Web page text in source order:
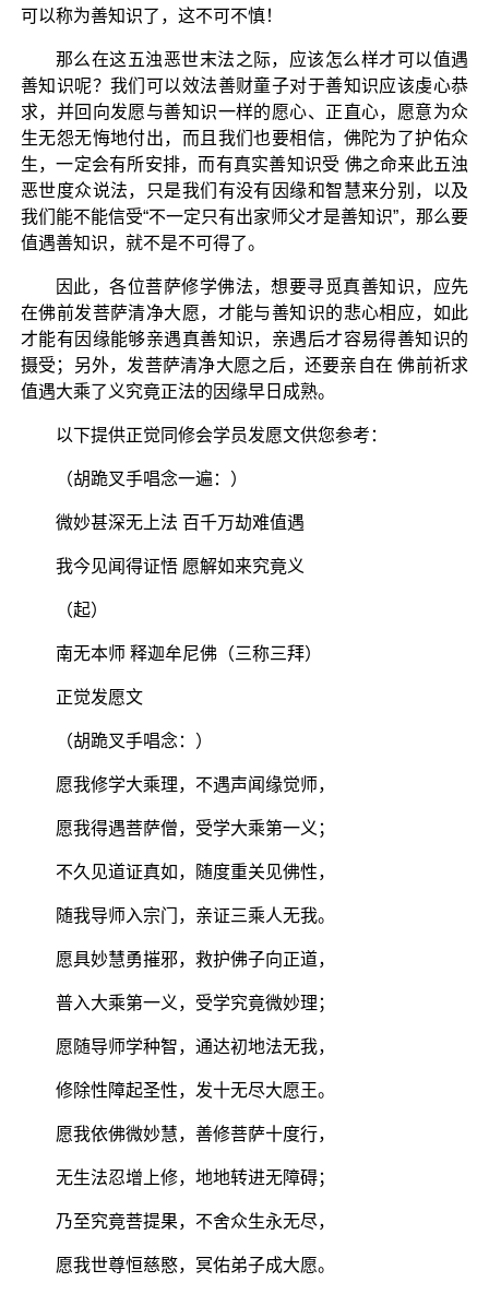
可以称为善知识了，这不可不慎！
那么在这五浊恶世末法之际，应该怎么样才可以值遇
善知识呢？我们可以效法善财童子对于善知识应该虔心恭
求，并回向发愿与善知识一样的愿心、正直心，愿意为众
生无怨无悔地付出，而且我们也要相信，佛陀为了护佑众
生，一定会有所安排，而有真实善知识受 佛之命来此五浊
恶世度众说法，只是我们有没有因缘和智慧来分别，以及
我们能不能信受“不一定只有出家师父才是善知识”，那么要
值遇善知识，就不是不可得了。
因此，各位菩萨修学佛法，想要寻觅真善知识，应先
在佛前发菩萨清净大愿，才能与善知识的悲心相应，如此
才能有因缘能够亲遇真善知识，亲遇后才容易得善知识的
摄受；另外，发菩萨清净大愿之后，还要亲自在 佛前祈求
值遇大乘了义究竟正法的因缘早日成熟。
以下提供正觉同修会学员发愿文供您参考：
（胡跪叉手唱念一遍：）
微妙甚深无上法 百千万劫难值遇
我今见闻得证悟 愿解如来究竟义
（起）
南无本师 释迦牟尼佛（三称三拜）
正觉发愿文
（胡跪叉手唱念：）
愿我修学大乘理，不遇声闻缘觉师，
愿我得遇菩萨僧，受学大乘第一义；
不久见道证真如，随度重关见佛性，
随我导师入宗门，亲证三乘人无我。
愿具妙慧勇摧邪，救护佛子向正道，
普入大乘第一义，受学究竟微妙理；
愿随导师学种智，通达初地法无我，
修除性障起圣性，发十无尽大愿王。
愿我依佛微妙慧，善修菩萨十度行，
无生法忍增上修，地地转进无障碍；
乃至究竟菩提果，不舍众生永无尽，
愿我世尊恒慈愍，冥佑弟子成大愿。